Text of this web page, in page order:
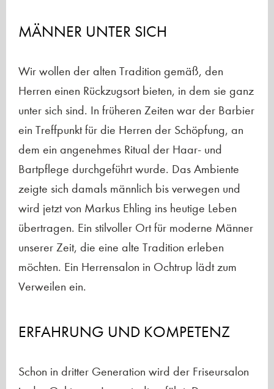
MÄNNER UNTER SICH
Wir wollen der alten Tradition gemäß, den
Herren einen Rückzugsort bieten, in dem sie ganz
unter sich sind. In früheren Zeiten war der Barbier
ein Treffpunkt für die Herren der Schöpfung, an
dem ein angenehmes Ritual der Haar- und
Bartpflege durchgeführt wurde. Das Ambiente
zeigte sich damals männlich bis verwegen und
wird jetzt von Markus Ehling ins heutige Leben
übertragen. Ein stilvoller Ort für moderne Männer
unserer Zeit, die eine alte Tradition erleben
möchten. Ein Herrensalon in Ochtrup lädt zum
Verweilen ein.
ERFAHRUNG UND KOMPETENZ
Schon in dritter Generation wird der Friseursalon